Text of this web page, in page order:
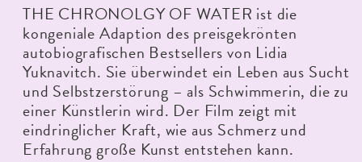
THE CHRONOLGY OF WATER ist die
kongeniale Adaption des preisgekrönten
autobiografischen Bestsellers von Lidia
Yuknavitch. Sie überwindet ein Leben aus Sucht
und Selbstzerstörung – als Schwimmerin, die zu
einer Künstlerin wird. Der Film zeigt mit
eindringlicher Kraft, wie aus Schmerz und
Erfahrung große Kunst entstehen kann.